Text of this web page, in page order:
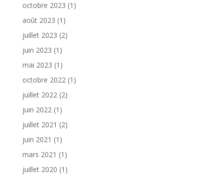
octobre 2023 (1)
août 2023 (1)
juillet 2023 (2)
juin 2023 (1)
mai 2023 (1)
octobre 2022(1)
juillet 2022(2)
juin 2022(1)
juillet 2021 (2)
juin 2021 (1)
mars 2021 (1)
juillet 2020 (1)